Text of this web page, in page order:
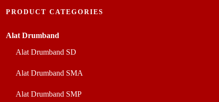
PRODUCT CATEGORIES
Alat Drumband
Alat Drumband SD
Alat Drumband SMA
Alat Drumband SMP